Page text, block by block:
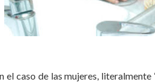
el caso de las mujeres,